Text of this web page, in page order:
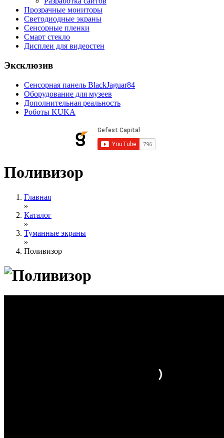
Прозрачные мониторы
Светодиодные экраны
Сенсорные пленки
Смарт стекло
Дисплеи для видеостен
Эксклюзив
Сенсорная панель BlackJaguar84
Оборудование для музеев
Дополнительная реальность
Роботы KUKA
Поливизор
Главная
»
Каталог
»
Туманные экраны
»
Поливизор